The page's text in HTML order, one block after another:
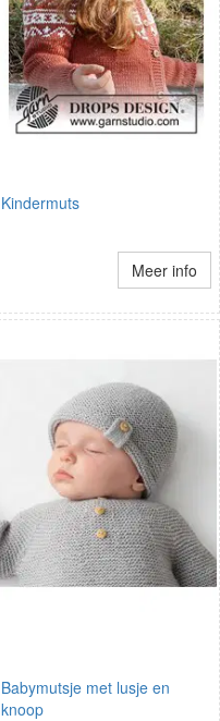
Kindermuts
Meer info
Babymutsje met lusje en
knoop